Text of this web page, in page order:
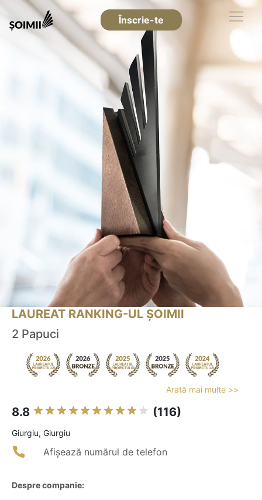
Înscrie-te
LAUREAT RANKING-UL ȘOIMII
2 Papuci
Arată mai multe >>
8.8 (116)
Giurgiu, Giurgiu
Afișează numărul de telefon
Despre companie: